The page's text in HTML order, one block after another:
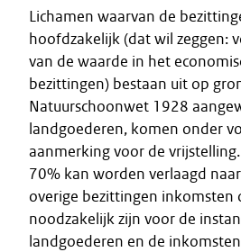
Lichamen waarvan de
hoofdzakelijk (dat wil zeggen:
van de waarde in het
bezittingen) bestaan uit op
Natuurschoonwet 1928
landgoederen, komen onder
aanmerking voor de
70% kan worden verlaagd
overige bezittingen inkomsten
noodzakelijk zijn voor de
landgoederen en de